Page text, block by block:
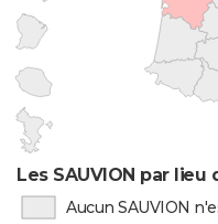
Les SAUVION par lieu
Aucun SAUVION